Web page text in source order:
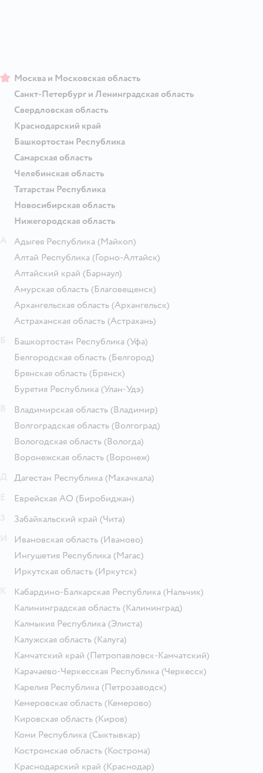
Москва и Московская область
Санкт-Петербург и Ленинградская область
Свердловская область
Краснодарский край
Башкортостан Республика
Самарская область
Челябинская область
Татарстан Республика
Новосибирская область
Нижегородская область
Адыгея Республика (Майкоп)
Алтай Республика (Горно-Алтайск)
Алтайский край (Барнаул)
Амурская область (Благовещенск)
Архангельская область (Архангельск)
Астраханская область (Астрахань)
Башкортостан Республика (Уфа)
Белгородская область (Белгород)
Брянская область (Брянск)
Бурятия Республика (Улан-Удэ)
Владимирская область (Владимир)
Волгоградская область (Волгоград)
Вологодская область (Вологда)
Воронежская область (Воронеж)
Дагестан Республика (Махачкала)
Еврейская АО (Биробиджан)
Забайкальский край (Чита)
Ивановская область (Иваново)
Ингушетия Республика (Магас)
Иркутская область (Иркутск)
Кабардино-Балкарская Республика (Нальчик)
Калининградская область (Калининград)
Калмыкия Республика (Элиста)
Калужская область (Калуга)
Камчатский край (Петропавловск-Камчатский)
Карачаево-Черкесская Республика (Черкесск)
Карелия Республика (Петрозаводск)
Кемеровская область (Кемерово)
Кировская область (Киров)
Коми Республика (Сыктывкар)
Костромская область (Кострома)
Краснодарский край (Краснодар)